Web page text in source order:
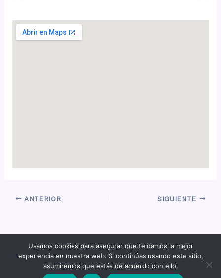
ANTERIOR SIGUIENTE
Copyright © 2026 Quiero un Campero -
hola@quierouncampero.com
Usamos cookies para asegurar que te damos la mejor
experiencia en nuestra web. Si continúas usando este sitio,
asumiremos que estás de acuerdo con ello.